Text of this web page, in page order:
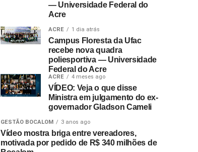
— Universidade Federal do
Acre
ACRE 1 dia atrás
Campus Floresta da Ufac
recebe nova quadra
poliesportiva — Universidade
Federal do Acre
ACRE 4 meses ago
VÍDEO: Veja o que disse
Ministra em julgamento do ex-
governador Gladson Cameli
GESTÃO BOCALOM 3 anos ago
Vídeo mostra briga entre vereadores,
motivada por pedido de R$ 340 milhões de